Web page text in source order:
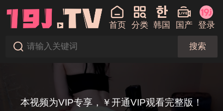
首页 分类 韩国 国产 登录
搜索
本视频为VIP专享，￥开通VIP观看完整版！